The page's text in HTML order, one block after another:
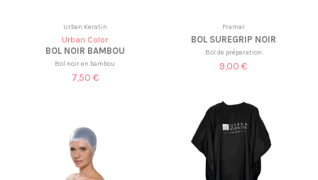
Urban Keratin
Urban Color
BOL NOIR BAMBOU
Bol noir en bambou
7,50 €
Framar
BOL SUREGRIP NOIR
Bol de préparation
9,00 €